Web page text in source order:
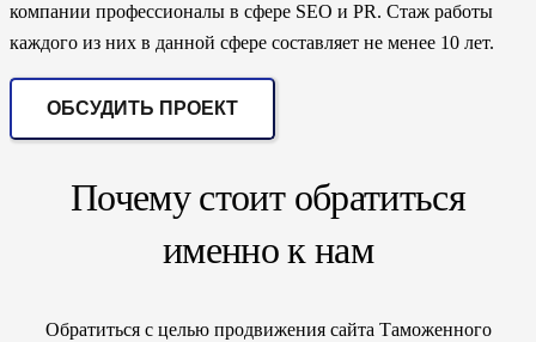
компании профессионалы в сфере SEO и PR. Стаж работы
каждого из них в данной сфере составляет не менее 10 лет.
ОБСУДИТЬ ПРОЕКТ
Почему стоит обратиться
именно к нам
Обратиться с целью продвижения сайта Таможенного